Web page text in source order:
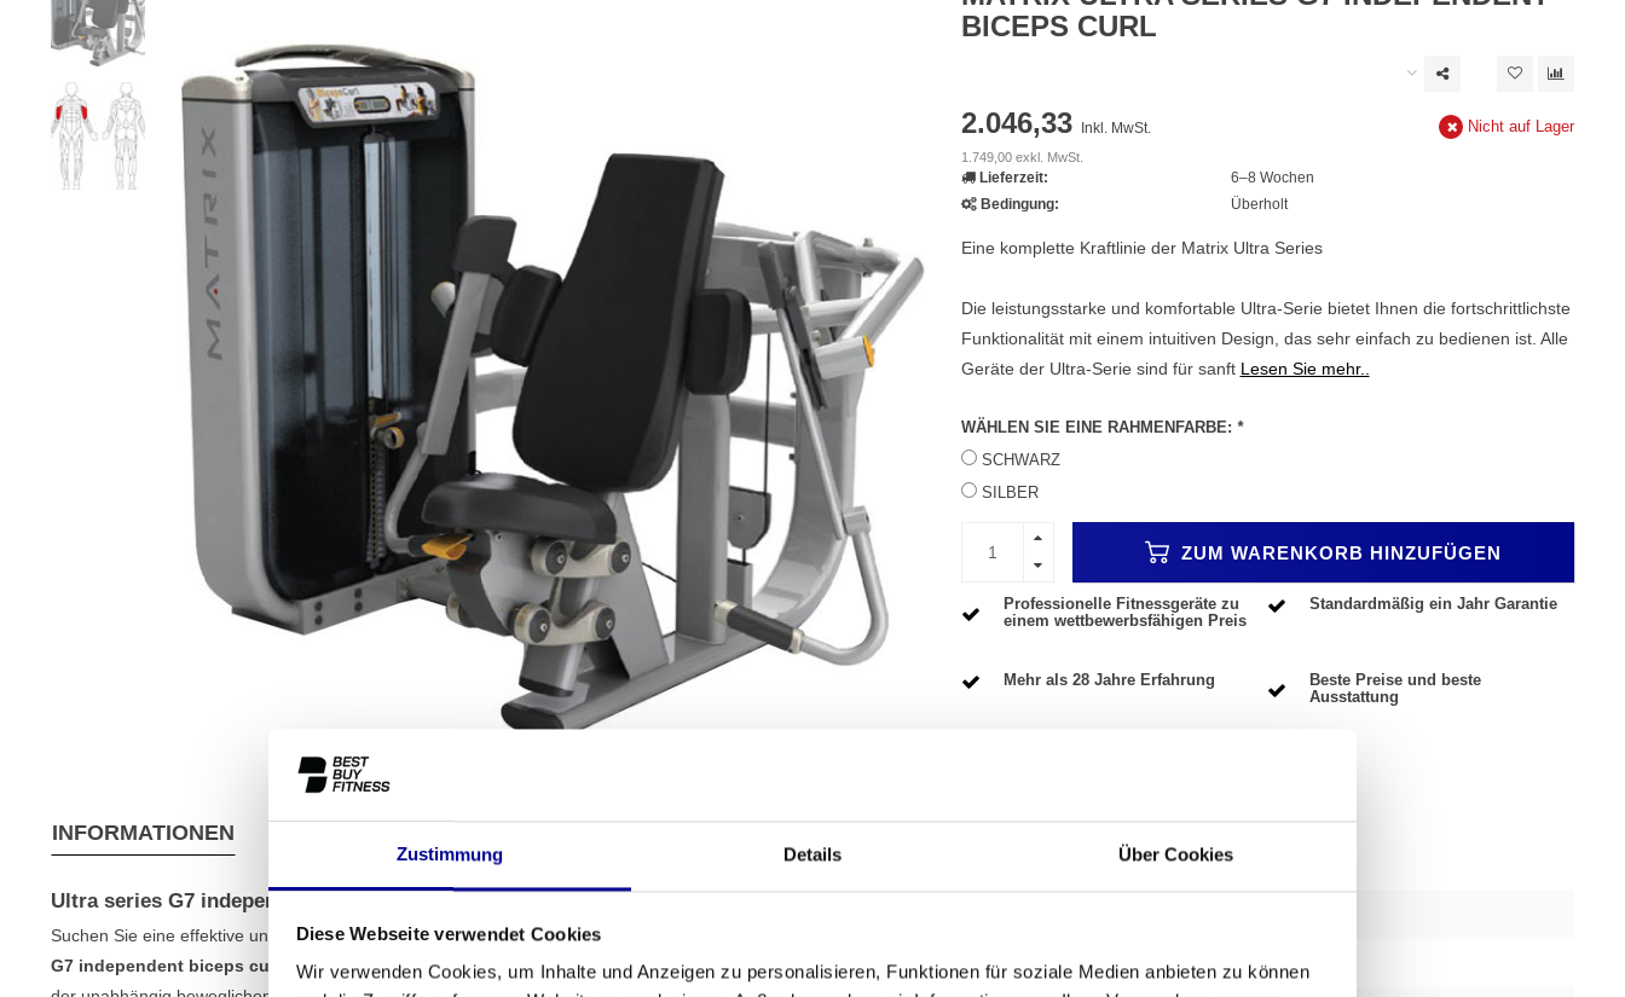
Zustimmung Details Über Cookies
Diese Webseite verwendet Cookies
Wir verwenden Cookies, um Inhalte und Anzeigen zu personalisieren, Funktionen für soziale Medien anbieten zu können
BICEPS CURL
2.046,33 Inkl. MwSt.
1.749,00 exkl. MwSt.
Nicht auf Lager
Lieferzeit:
6–8 Wochen
Bedingung:
Überholt
Eine komplette Kraftlinie der Matrix Ultra Series
Die leistungsstarke und komfortable Ultra-Serie bietet Ihnen die fortschrittlichste
Funktionalität mit einem intuitiven Design, das sehr einfach zu bedienen ist. Alle
Geräte der Ultra-Serie sind für sanft Lesen Sie mehr..
WÄHLEN SIE EINE RAHMENFARBE: *
SCHWARZ
SILBER
ZUM WARENKORB HINZUFÜGEN
Professionelle Fitnessgeräte zu
einem wettbewerbsfähigen Preis
Standardmäßig ein Jahr Garantie
Mehr als 28 Jahre Erfahrung
Beste Preise und beste
Ausstattung
INFORMATIONEN
Ultra series G7 independent biceps curl
Suchen Sie eine effektive und komfortable Möglichkeit, Ihre Bizeps zu isolieren und zu stärken? Der
G7 independent biceps curl
wurde für ein gezieltes Training mit optimaler Bewegungsfreiheit entwickelt. Dank
Anzahl der Abschnitte